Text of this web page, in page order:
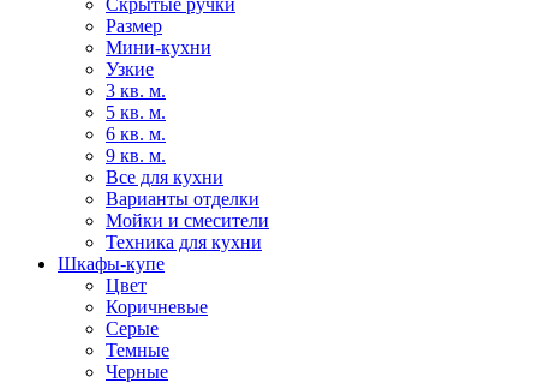
Скрытые ручки
Размер
Мини-кухни
Узкие
3 кв. м.
5 кв. м.
6 кв. м.
9 кв. м.
Все для кухни
Варианты отделки
Мойки и смесители
Техника для кухни
Шкафы-купе
Цвет
Коричневые
Серые
Темные
Черные